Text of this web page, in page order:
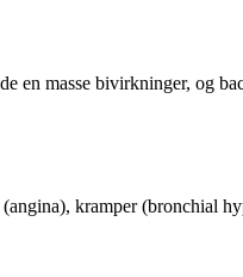
en masse bivirkninger, og
kramper (bronchial